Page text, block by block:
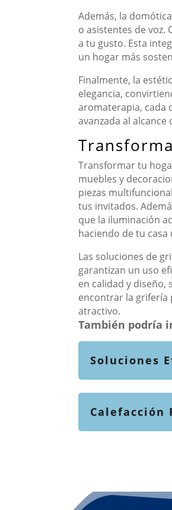
Además, la
o asistentes de
a tu gusto. Esta
un hogar más
Finalmente, la
elegancia,
aromaterapia, cada
avanzada al
Transformar tu
muebles y
piezas
tus invitados.
que la iluminación
haciendo de tu
Las soluciones de
garantizan un uso
en calidad y diseño,
encontrar la grifería
atractivo.
También podría
Soluciones
Calefacción